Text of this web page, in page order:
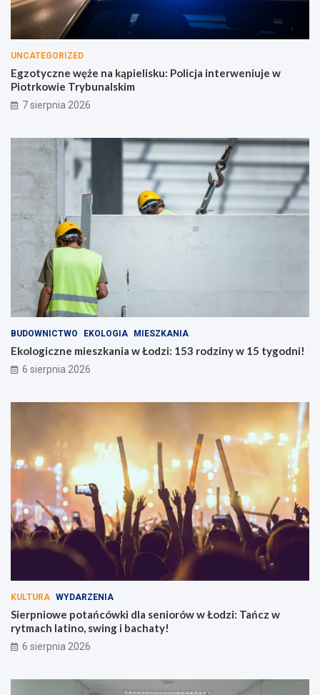
UNCATEGORIZED
Egzotyczne węże na kąpielisku: Policja interweniuje w
Piotrkowie Trybunalskim
7 sierpnia 2026
BUDOWNICTWO EKOLOGIA MIESZKANIA
Ekologiczne mieszkania w Łodzi: 153 rodziny w 15 tygodni!
6 sierpnia 2026
KULTURA WYDARZENIA
Sierpniowe potańcówki dla seniorów w Łodzi: Tańcz w
rytmach latino, swing i bachaty!
6 sierpnia 2026